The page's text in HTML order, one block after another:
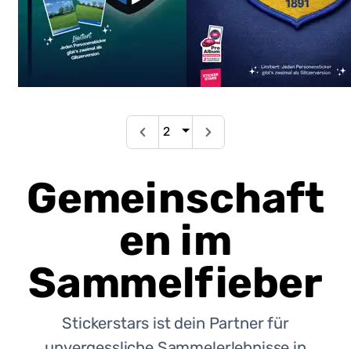
Zurück Weiter
Gemeinschaft
en im
Sammelfieber
Stickerstars ist dein Partner für